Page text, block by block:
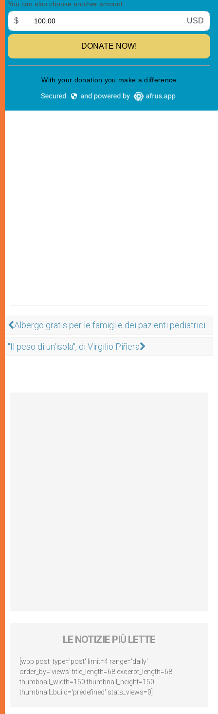
Albergo gratis per le famiglie dei pazienti pediatrici
"Il peso di un'isola", di Virgilio Piñera
LE NOTIZIE PIÙ LETTE
[wpp post_type='post' limit=4 range='daily'
order_by='views' title_length=68 excerpt_length=68
thumbnail_width=150 thumbnail_height=150
thumbnail_build='predefined' stats_views=0]